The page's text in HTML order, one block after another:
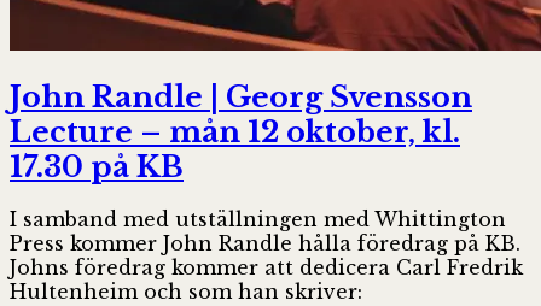
John Randle | Georg Svensson
Lecture – mån 12 oktober, kl.
17.30 på KB
I samband med utställningen med Whittington
Press kommer John Randle hålla föredrag på KB.
Johns föredrag kommer att dedicera Carl Fredrik
Hultenheim och som han skriver: